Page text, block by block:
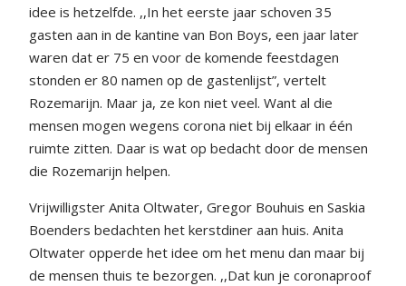
idee is hetzelfde. ,,In het eerste jaar schoven 35
gasten aan in de kantine van Bon Boys, een jaar later
waren dat er 75 en voor de komende feestdagen
stonden er 80 namen op de gastenlijst”, vertelt
Rozemarijn. Maar ja, ze kon niet veel. Want al die
mensen mogen wegens corona niet bij elkaar in één
ruimte zitten. Daar is wat op bedacht door de mensen
die Rozemarijn helpen.
Vrijwilligster Anita Oltwater, Gregor Bouhuis en Saskia
Boenders bedachten het kerstdiner aan huis. Anita
Oltwater opperde het idee om het menu dan maar bij
de mensen thuis te bezorgen. ,,Dat kun je coronaproof